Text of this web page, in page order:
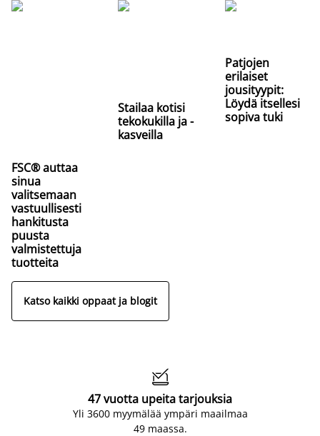
FSC® auttaa
sinua
valitsemaan
vastuullisesti
hankitusta
puusta
valmistettuja
tuotteita
Stailaa kotisi
tekokukilla ja -
kasveilla
Patjojen
erilaiset
jousityypit:
Löydä itsellesi
sopiva tuki
Katso kaikki oppaat ja blogit

47 vuotta upeita tarjouksia
Yli 3600 myymälää ympäri maailmaa
49 maassa.